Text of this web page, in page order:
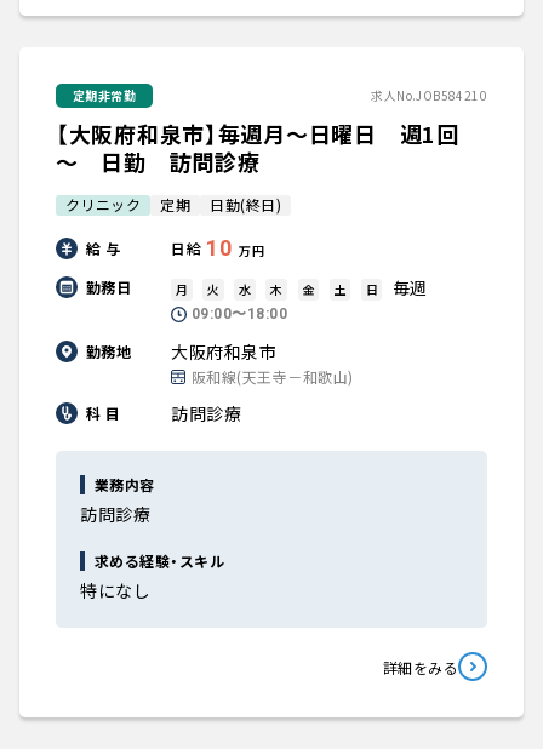
定期非常勤 求人No.JOB584210
【大阪府和泉市】毎週月～日曜日 週1回
～ 日勤 訪問診療
クリニック 定期 日勤(終日)
給 与 日給 10 万円
勤務日 月 火 水 木 金 土 日 毎週
09:00〜18:00
勤務地 大阪府和泉市
阪和線(天王寺－和歌山)
科 目
訪問診療
業務内容
訪問診療
求める経験・スキル
特になし
詳細をみる